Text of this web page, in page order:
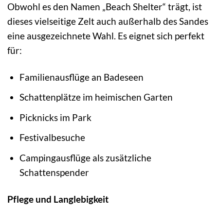
Obwohl es den Namen „Beach Shelter“ trägt, ist
dieses vielseitige Zelt auch außerhalb des Sandes
eine ausgezeichnete Wahl. Es eignet sich perfekt
für:
Familienausflüge an Badeseen
Schattenplätze im heimischen Garten
Picknicks im Park
Festivalbesuche
Campingausflüge als zusätzliche
Schattenspender
Pflege und Langlebigkeit